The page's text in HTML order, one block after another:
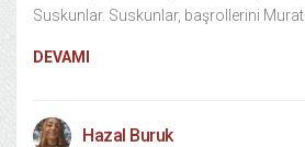
Suskunlar. Suskunlar, başrollerini Murat
DEVAMI
Hazal Buruk